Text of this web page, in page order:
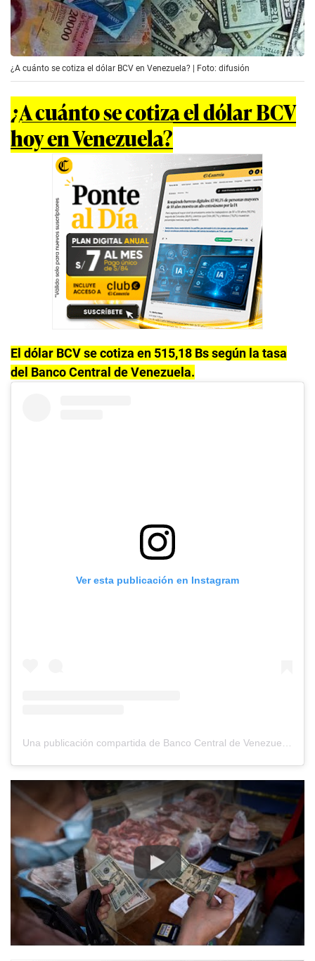
¿A cuánto se cotiza el dólar BCV en Venezuela? | Foto: difusión
¿A cuánto se cotiza el dólar BCV
hoy en Venezuela?
El dólar BCV se cotiza en 515,18 Bs según la tasa
del Banco Central de Venezuela.
Ver esta publicación en Instagram
Play